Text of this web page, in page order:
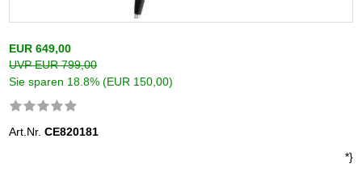
EUR 649,00
UVP EUR 799,00
Sie sparen 18.8% (EUR 150,00)
Art.Nr.CE820181
*}